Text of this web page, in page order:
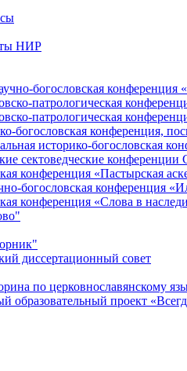
НИР
богословская
патрологическая
патрологическая
богословская конференция,
историко-богословская
сектоведческие конференции
конференция «Пастырская
богословская конференция
конференция «Cлова в
диссертационный совет
по церковнославянскому
образовательный проект